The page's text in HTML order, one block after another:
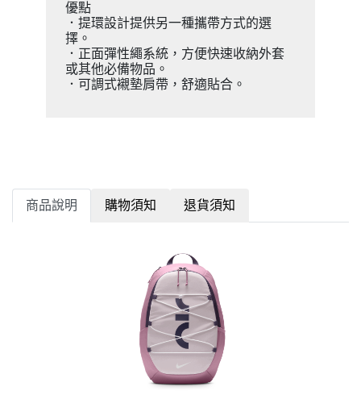
優點
．提環設計提供另一種攜帶方式的選
擇。
．正面彈性繩系統，方便快速收納外套
或其他必備物品。
．可調式襯墊肩帶，舒適貼合。
商品說明 購物須知 退貨須知